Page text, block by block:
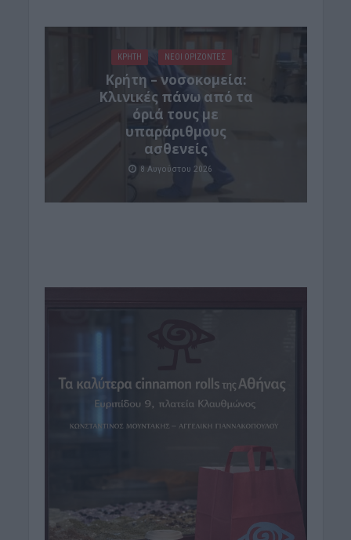
ΚΡΗΤΗ ΝΕΟΙ ΟΡΙΖΟΝΤΕΣ
Κρήτη – νοσοκομεία:
Κλινικές πάνω από τα
όριά τους με
υπαράριθμους
ασθενείς
8 Αυγούστου 2026